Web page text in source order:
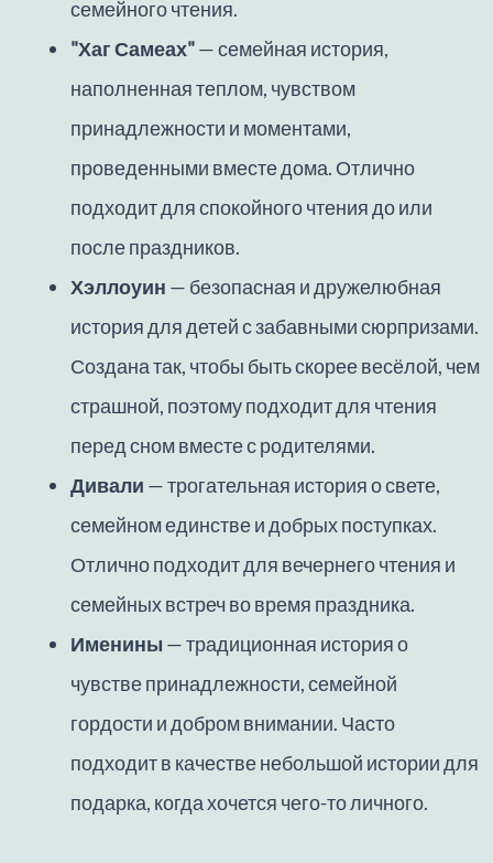
семейного чтения.
"Хаг Самеах"— семейная история,
наполненная теплом, чувством
принадлежности и моментами,
проведенными вместе дома. Отлично
подходит для спокойного чтения до или
после праздников.
Хэллоуин — безопасная и дружелюбная
история для детей с забавными сюрпризами.
Создана так, чтобы быть скорее весёлой, чем
страшной, поэтому подходит для чтения
перед сном вместе с родителями.
Дивали — трогательная история о свете,
семейном единстве и добрых поступках.
Отлично подходит для вечернего чтения и
семейных встреч во время праздника.
Именины — традиционная история о
чувстве принадлежности, семейной
гордости и добром внимании. Часто
подходит в качестве небольшой истории для
подарка, когда хочется чего-то личного.